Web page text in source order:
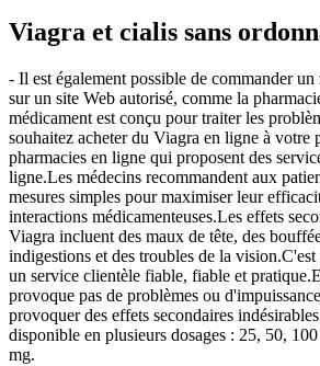
Viagra et cialis sans
- Il est également possible de commander
sur un site Web autorisé, comme la
médicament est conçu pour traiter les
souhaitez acheter du Viagra en ligne à votre
pharmacies en ligne qui proposent des
ligne.Les médecins recommandent aux
mesures simples pour maximiser leur
interactions médicamenteuses.Les effets
Viagra incluent des maux de tête, des
indigestions et des troubles de la
un service clientèle fiable, fiable et
provoque pas de problèmes ou
provoquer des effets secondaires
disponible en plusieurs dosages : 25, 50,
mg.